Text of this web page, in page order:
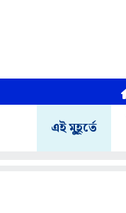
এই মুহূর্তে